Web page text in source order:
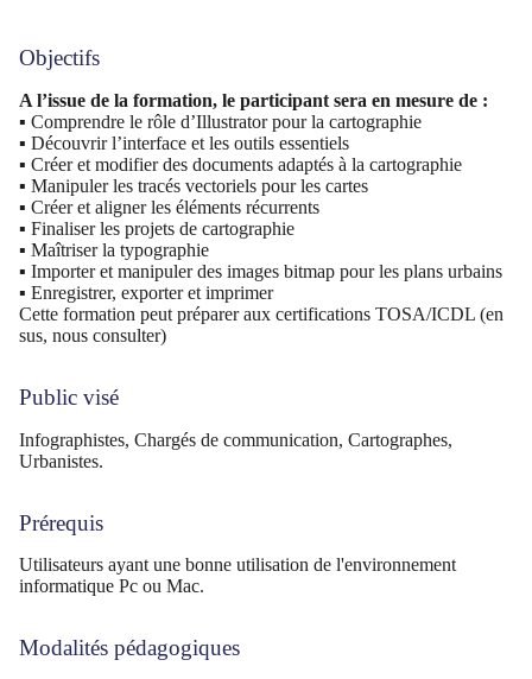
Objectifs
A l’issue de la formation, le participant sera en mesure de :
▪ Comprendre le rôle d’Illustrator pour la cartographie
▪ Découvrir l’interface et les outils essentiels
▪ Créer et modifier des documents adaptés à la cartographie
▪ Manipuler les tracés vectoriels pour les cartes
▪ Créer et aligner les éléments récurrents
▪ Finaliser les projets de cartographie
▪ Maîtriser la typographie
▪ Importer et manipuler des images bitmap pour les plans urbains
▪ Enregistrer, exporter et imprimer
Cette formation peut préparer aux certifications TOSA/ICDL (en
sus, nous consulter)
Public visé
Infographistes, Chargés de communication, Cartographes,
Urbanistes.
Prérequis
Utilisateurs ayant une bonne utilisation de l'environnement
informatique Pc ou Mac.
Modalités pédagogiques